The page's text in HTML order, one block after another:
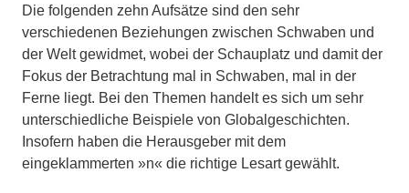
Die folgenden zehn Aufsätze sind den sehr
verschiedenen Beziehungen zwischen Schwaben und
der Welt gewidmet, wobei der Schauplatz und damit der
Fokus der Betrachtung mal in Schwaben, mal in der
Ferne liegt. Bei den Themen handelt es sich um sehr
unterschiedliche Beispiele von Globalgeschichten.
Insofern haben die Herausgeber mit dem
eingeklammerten »n« die richtige Lesart gewählt.